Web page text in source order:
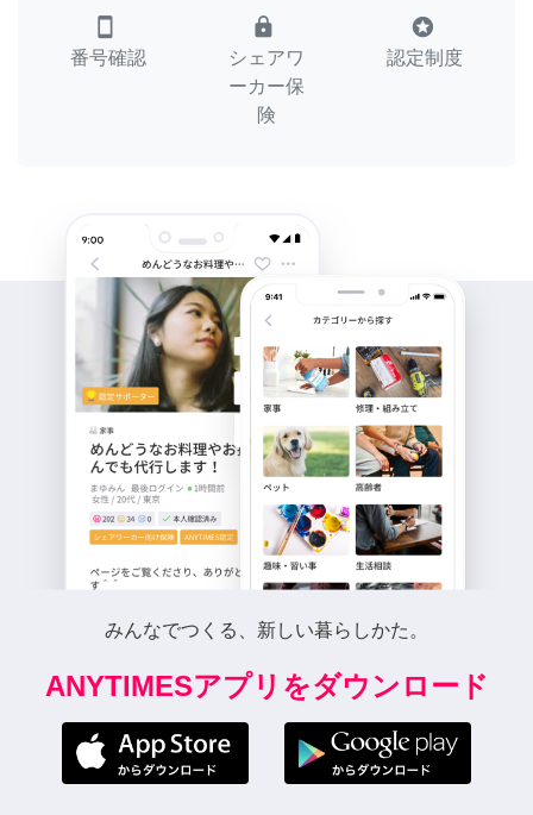
smartphone
番号確認
lock
シェアワ
ーカー保
険
stars
認定制度
みんなでつくる、新しい暮らしかた。
ANYTIMESアプリをダウンロード